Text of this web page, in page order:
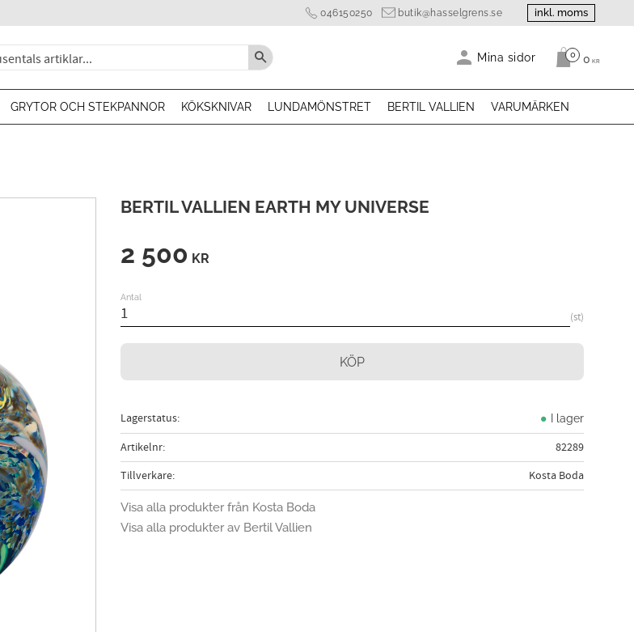
046150250 butik@hasselgrens.se inkl. moms
Mina sidor Antal
0 0 KR
GRYTOR OCH STEKPANNOR KÖKSKNIVAR LUNDAMÖNSTRET BERTIL VALLIEN VARUMÄRKEN
BERTIL VALLIEN EARTH MY UNIVERSE
2 500 KR
Antal
st
KÖP
Lagerstatus I lager
Artikelnr
82289
Tillverkare
Kosta Boda
Visa alla produkter från Kosta Boda
Visa alla produkter av Bertil Vallien